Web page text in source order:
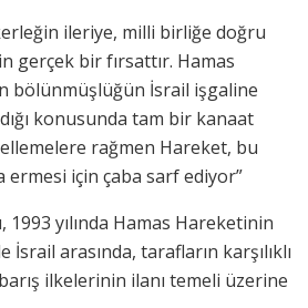
ileriye, milli birliğe doğru
gerçek bir fırsattır. Hamas
bölünmüşlüğün İsrail işgaline
konusunda tam bir kanaat
rağmen Hareket, bu
için çaba sarf ediyor”
1993 yılında Hamas Hareketinin
İsrail arasında, tarafların karşılıklı
ilkelerinin ilanı temeli üzerine